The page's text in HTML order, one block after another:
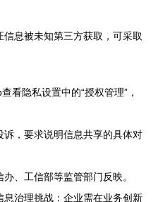
息被未知第三方获取，可采取
看隐私设置中的“授权管理”，
诉，要求说明信息共享的具体对
、工信部等监管部门反映。
治理挑战：企业需在业务创新